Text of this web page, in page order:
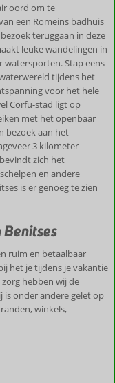
oord om te
een Romeins badhuis
teruggaan in deze
leuke wandelingen in
watersporten. Stap eens
tijdens het
voor het hele
Corfu-stad ligt op
met het openbaar
bezoek aan het
3 kilometer
zich het
en andere
is er genoeg te zien
ruim en betaalbaar
het je tijdens je vakantie
hebben wij de
is onder andere gelet op
winkels,